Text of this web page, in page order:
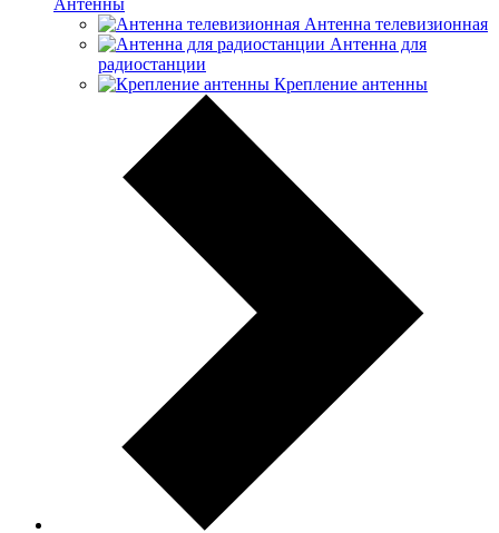
Антенна телевизионная
Антенна для
радиостанции
Крепление антенны